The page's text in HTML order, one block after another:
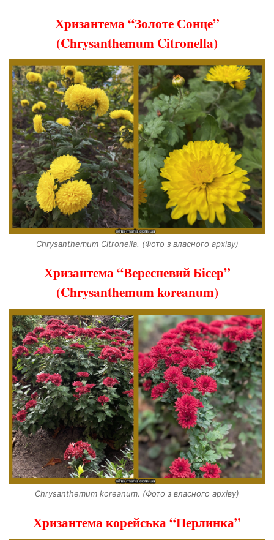
Хризантема “Золоте Сонце”
(Chrysanthemum Citronella)
Chrysanthemum Citronella. (Фото з власного архіву)
Хризантема “Вересневий Бісер”
(Chrysanthemum koreanum)
Chrysanthemum koreanum. (Фото з власного архіву)
Хризантема корейська “Перлинка”